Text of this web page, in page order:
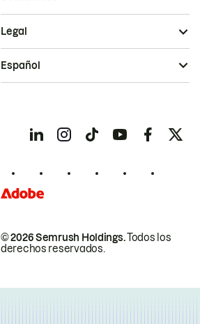
© 2026 Semrush Holdings.Todos los
derechos reservados.
Legal
Español